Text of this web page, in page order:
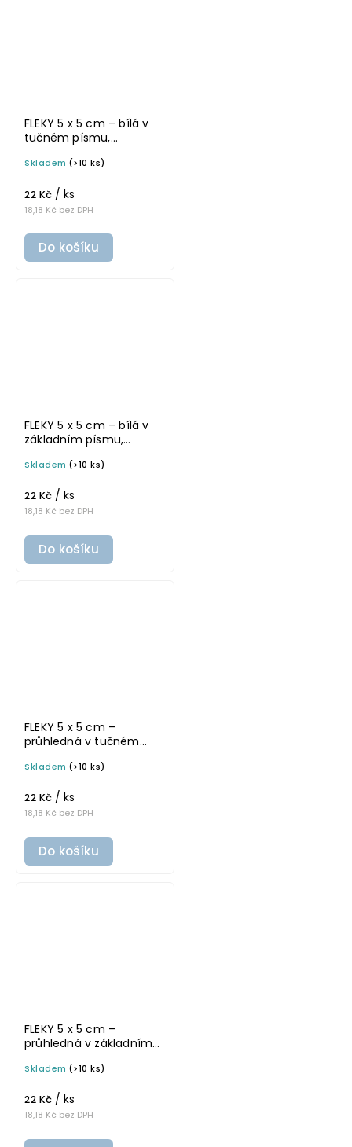
FLEKY 5 x 5 cm – bílá v
tučném písmu,
na potravinové dózy
Skladem (>10 ks)
18,18 Kč bez DPH
22 Kč / ks
Do košíku
FLEKY 5 x 5 cm – bílá v
základním písmu,
na potravinové dózy
Skladem (>10 ks)
18,18 Kč bez DPH
22 Kč / ks
Do košíku
FLEKY 5 x 5 cm –
průhledná v tučném
samolepka na
Skladem (>10 ks)
18,18 Kč bez DPH
22 Kč / ks
Do košíku
FLEKY 5 x 5 cm –
průhledná v základním
samolepka na
Skladem (>10 ks)
18,18 Kč bez DPH
22 Kč / ks